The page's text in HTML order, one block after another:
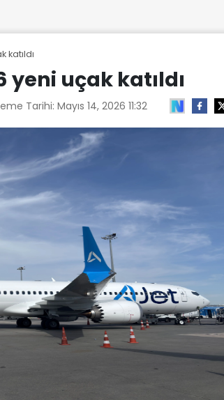
uçak katıldı
Tarihi: Mayıs 14, 2026 11:32